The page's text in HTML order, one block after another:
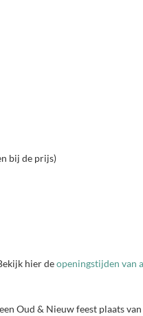
bij de prijs)
hier deopeningstijden van
Oud & Nieuw feest plaats